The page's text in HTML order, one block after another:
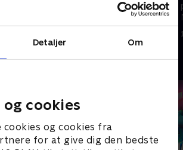
Detaljer Om
cookies
cookies og cookies fra
for at give dig den bedste
men hendes ønske om hævn
kan true hendes egne planer.